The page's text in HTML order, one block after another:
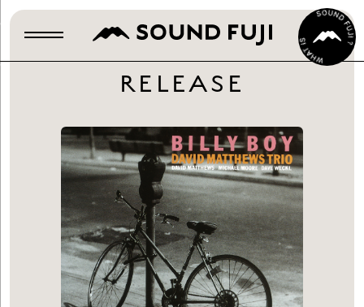
RELEASE